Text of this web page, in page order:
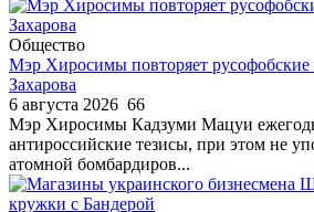
Общество
Мэр Хиросимы повторяет русофобские
Захарова
6 августа 2026 66
Мэр Хиросимы Кадзуми Мацуи
антироссийские тезисы, при этом не
атомной бомбардиров...